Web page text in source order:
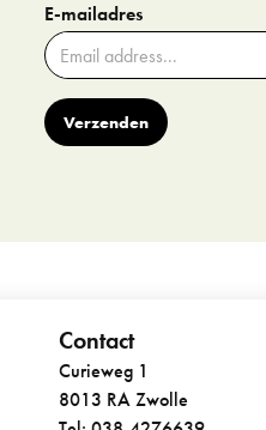
E-mailadres
Verzenden
Contact
Curieweg 1
8013 RA Zwolle